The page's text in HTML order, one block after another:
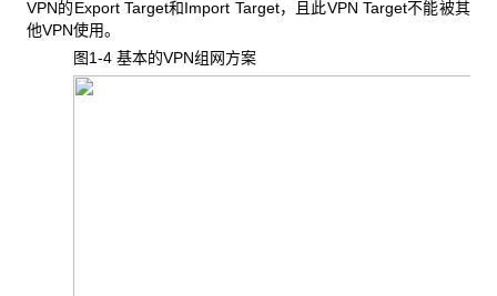
VPN的Export Target和Import Target，且此VPN Target不能被其
他VPN使用。
图1-4 基本的VPN组网方案